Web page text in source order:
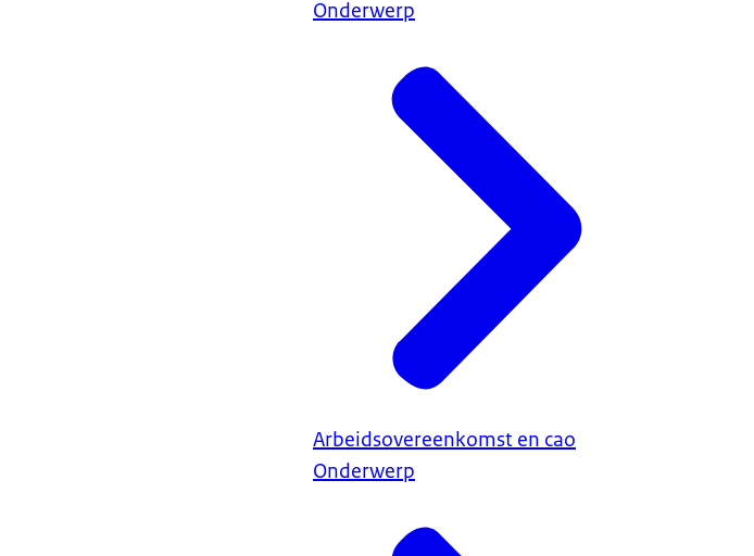
Onderwerp
Arbeidsovereenkomst en cao
Onderwerp